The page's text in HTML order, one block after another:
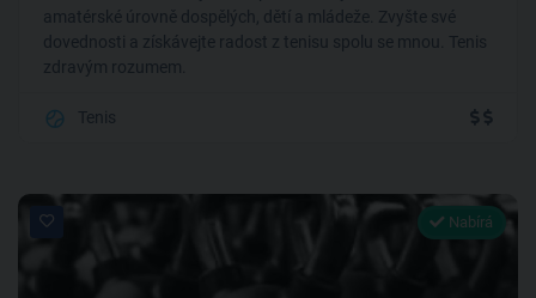
amatérské úrovně dospělých, dětí a mládeže. Zvyšte své
dovednosti a získávejte radost z tenisu spolu se mnou. Tenis
zdravým rozumem.
Tenis
Nabírá